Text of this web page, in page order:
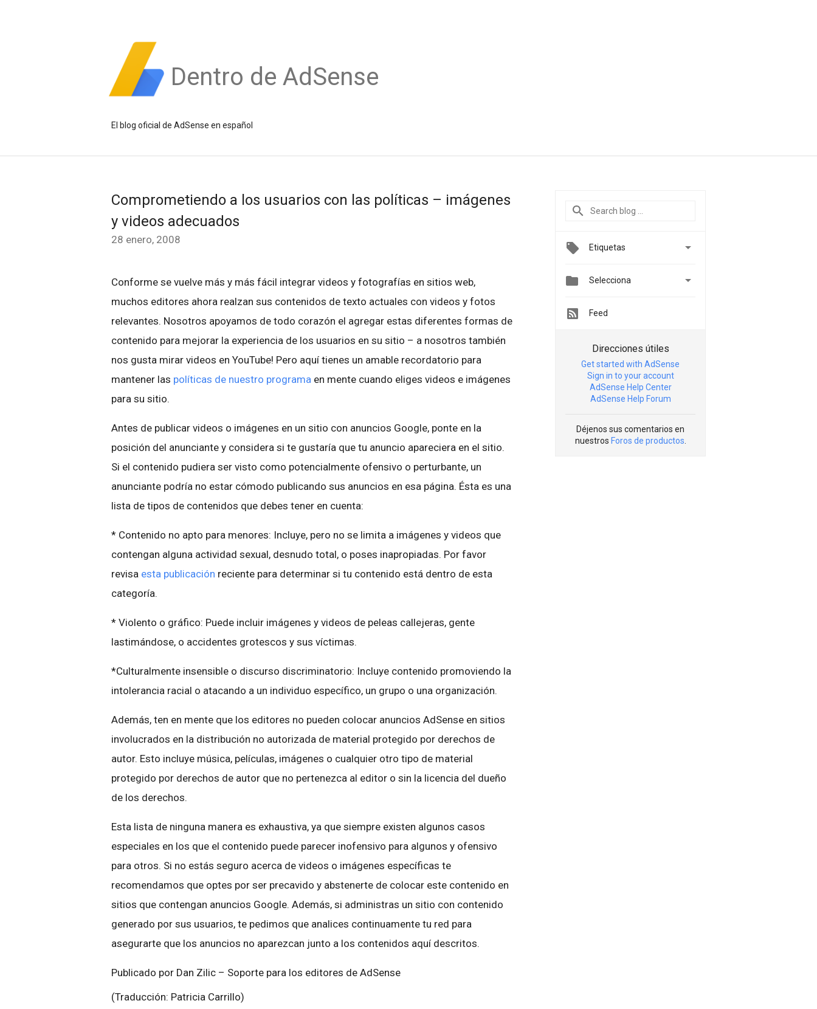
Dentro de AdSense
El blog oficial de AdSense en español
Comprometiendo a los usuarios con las políticas – imágenes
y videos adecuados
28 enero, 2008
Conforme se vuelve más y más fácil integrar videos y fotografías en sitios web,
muchos editores ahora realzan sus contenidos de texto actuales con videos y fotos
relevantes. Nosotros apoyamos de todo corazón el agregar estas diferentes formas de
contenido para mejorar la experiencia de los usuarios en su sitio – a nosotros también
nos gusta mirar videos en YouTube! Pero aquí tienes un amable recordatorio para
mantener las políticas de nuestro programa en mente cuando eliges videos e imágenes
para su sitio.
Antes de publicar videos o imágenes en un sitio con anuncios Google, ponte en la
posición del anunciante y considera si te gustaría que tu anuncio apareciera en el sitio.
Si el contenido pudiera ser visto como potencialmente ofensivo o perturbante, un
anunciante podría no estar cómodo publicando sus anuncios en esa página. Ésta es una
lista de tipos de contenidos que debes tener en cuenta:
* Contenido no apto para menores: Incluye, pero no se limita a imágenes y videos que
contengan alguna actividad sexual, desnudo total, o poses inapropiadas. Por favor
revisa esta publicación reciente para determinar si tu contenido está dentro de esta
categoría.
* Violento o gráfico: Puede incluir imágenes y videos de peleas callejeras, gente
lastimándose, o accidentes grotescos y sus víctimas.
*Culturalmente insensible o discurso discriminatorio: Incluye contenido promoviendo la
intolerancia racial o atacando a un individuo específico, un grupo o una organización.
Además, ten en mente que los editores no pueden colocar anuncios AdSense en sitios
involucrados en la distribución no autorizada de material protegido por derechos de
autor. Esto incluye música, películas, imágenes o cualquier otro tipo de material
protegido por derechos de autor que no pertenezca al editor o sin la licencia del dueño
de los derechos.
Esta lista de ninguna manera es exhaustiva, ya que siempre existen algunos casos
especiales en los que el contenido puede parecer inofensivo para algunos y ofensivo
para otros. Si no estás seguro acerca de videos o imágenes específicas te
recomendamos que optes por ser precavido y abstenerte de colocar este contenido en
sitios que contengan anuncios Google. Además, si administras un sitio con contenido
generado por sus usuarios, te pedimos que analices continuamente tu red para
asegurarte que los anuncios no aparezcan junto a los contenidos aquí descritos.
Publicado por Dan Zilic – Soporte para los editores de AdSense
(Traducción: Patricia Carrillo)
Etiquetas 
 Selecciona 
Feed
Direcciones útiles
Get started with AdSense
Sign in to your account
AdSense Help Center
AdSense Help Forum
Déjenos sus comentarios en
nuestros Foros de productos